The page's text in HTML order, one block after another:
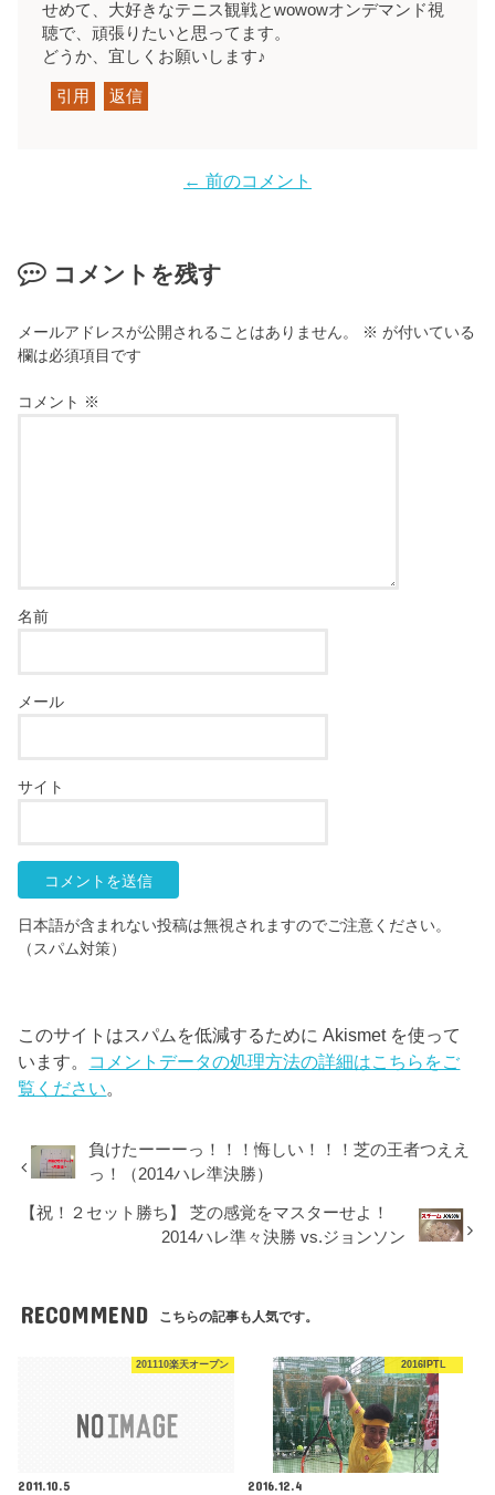
せめて、大好きなテニス観戦とwowowオンデマンド視
聴で、頑張りたいと思ってます。
どうか、宜しくお願いします♪
引用 返信
← 前のコメント
コメントを残す
メールアドレスが公開されることはありません。 ※ が付いている
欄は必須項目です
コメント ※
名前
メール
サイト
日本語が含まれない投稿は無視されますのでご注意ください。
（スパム対策）
このサイトはスパムを低減するために Akismet を使って
います。 コメントデータの処理方法の詳細はこちらをご
覧ください。
負けたーーーっ！！！悔しい！！！芝の王者つええ
っ！（2014ハレ準決勝）
【祝！２セット勝ち】 芝の感覚をマスターせよ！
2014ハレ準々決勝 vs.ジョンソン
RECOMMEND こちらの記事も人気です。
201110楽天オープン
2011.10.5
2016IPTL
2016.12.4